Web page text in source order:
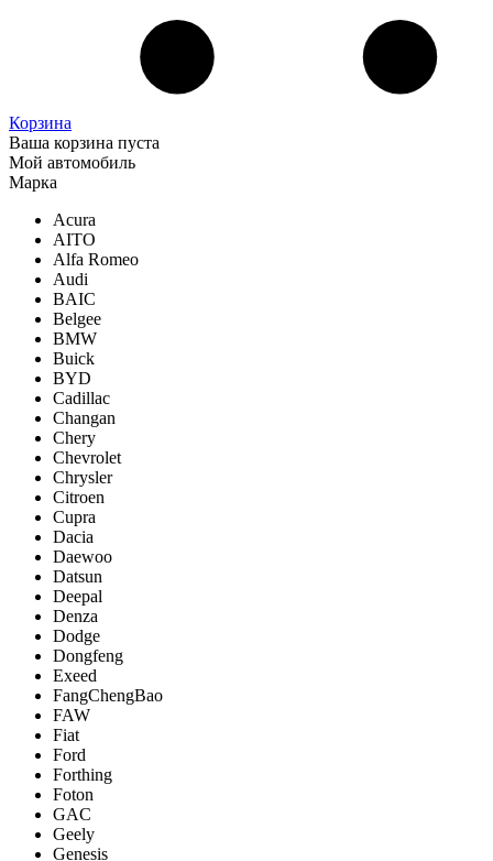
Корзина
Ваша корзина пуста
Мой автомобиль
Марка
Acura
AITO
Alfa Romeo
Audi
BAIC
Belgee
BMW
Buick
BYD
Cadillac
Changan
Chery
Chevrolet
Chrysler
Citroen
Cupra
Dacia
Daewoo
Datsun
Deepal
Denza
Dodge
Dongfeng
Exeed
FangChengBao
FAW
Fiat
Ford
Forthing
Foton
GAC
Geely
Genesis